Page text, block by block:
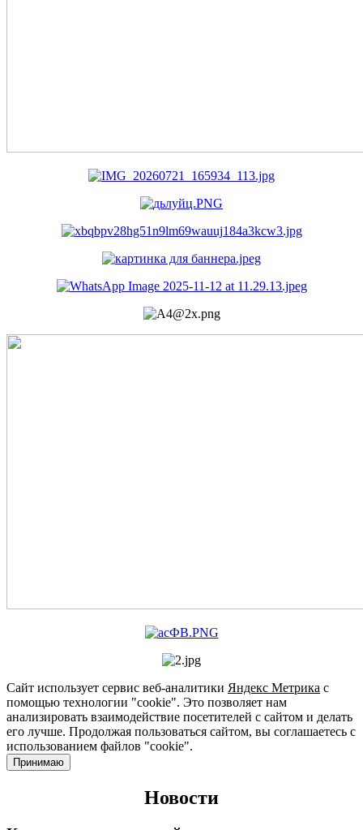
Сайт использует сервис веб-аналитики Яндекс Метрика с
помощью технологии "cookie". Это позволяет нам
анализировать взаимодействие посетителей с сайтом и делать
его лучше. Продолжая пользоваться сайтом, вы соглашаетесь с
использованием файлов "cookie".
Принимаю
Новости